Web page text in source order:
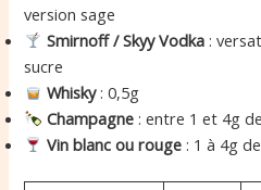
version sage
Smirnoff / Skyy Vodka :
sucre
Whisky: 0,5g
Champagne : entre 1 et 4g
Vin blanc ou rouge : 1 à 4g